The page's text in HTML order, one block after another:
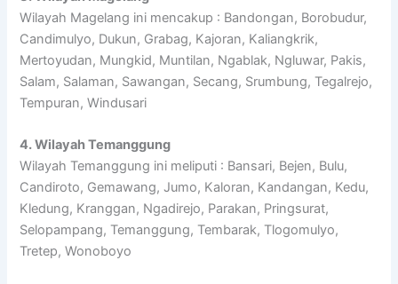
Wilayah Magelang ini mencakup : Bandongan, Borobudur,
Candimulyo, Dukun, Grabag, Kajoran, Kaliangkrik,
Mertoyudan, Mungkid, Muntilan, Ngablak, Ngluwar, Pakis,
Salam, Salaman, Sawangan, Secang, Srumbung, Tegalrejo,
Tempuran, Windusari
4. Wilayah Temanggung
Wilayah Temanggung ini meliputi : Bansari, Bejen, Bulu,
Candiroto, Gemawang, Jumo, Kaloran, Kandangan, Kedu,
Kledung, Kranggan, Ngadirejo, Parakan, Pringsurat,
Selopampang, Temanggung, Tembarak, Tlogomulyo,
Tretep, Wonoboyo